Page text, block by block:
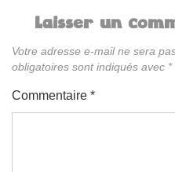
Laisser un
Votre adresse e-mail ne sera
obligatoires sont indiqués avec *
Commentaire *